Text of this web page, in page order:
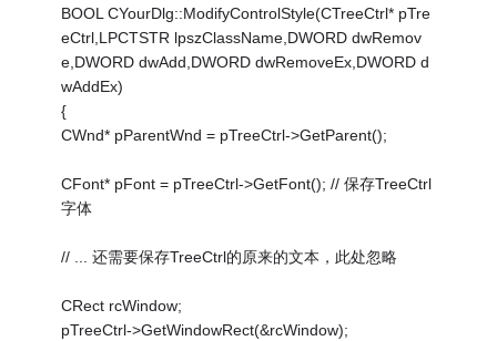
BOOL CYourDlg::ModifyControlStyle(CTreeCtrl* pTre
eCtrl,LPCTSTR lpszClassName,DWORD dwRemov
e,DWORD dwAdd,DWORD dwRemoveEx,DWORD d
wAddEx)
{
CWnd* pParentWnd = pTreeCtrl->GetParent();
CFont* pFont = pTreeCtrl->GetFont(); // 保存TreeCtrl
字体
// ... 还需要保存TreeCtrl的原来的文本，此处忽略
CRect rcWindow;
pTreeCtrl->GetWindowRect(&rcWindow);